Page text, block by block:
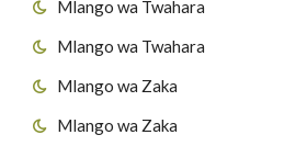
Mlango wa Twahara
Mlango wa Twahara
Mlango wa Zaka
Mlango wa Zaka